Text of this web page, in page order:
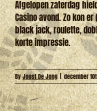
Afgelopen zaterdag
Casino avond. Zo kon
black jack, roulette,
korte impressie.
ByJoost De Jong | december